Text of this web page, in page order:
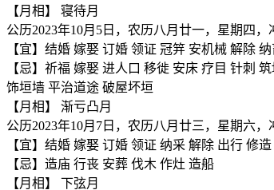
【月相】 寝待月
公历2023年10月5日，农历八月廿一，星期四，
【宜】结婚 嫁娶 订婚 领证 冠笄 安机械 解除
【忌】祈福 嫁娶 进人口 移徙 安床 疗目 针刺
饰垣墙 平治道途 破屋坏垣
【月相】 渐亏凸月
公历2023年10月7日，农历八月廿三，星期六，
【宜】结婚 嫁娶 订婚 领证 纳采 解除 出行 修
【忌】造庙 行丧 安葬 伐木 作灶 造船
【月相】 下弦月